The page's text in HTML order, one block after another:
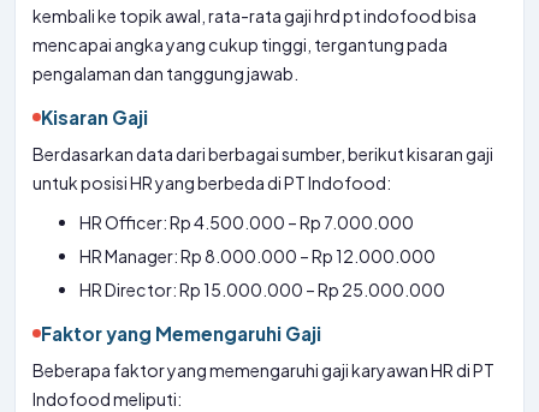
kembali ke topik awal, rata-rata gaji hrd pt indofood bisa
mencapai angka yang cukup tinggi, tergantung pada
pengalaman dan tanggung jawab.
Kisaran Gaji
Berdasarkan data dari berbagai sumber, berikut kisaran gaji
untuk posisi HR yang berbeda di PT Indofood:
HR Officer: Rp 4.500.000 – Rp 7.000.000
HR Manager: Rp 8.000.000 – Rp 12.000.000
HR Director: Rp 15.000.000 – Rp 25.000.000
Faktor yang Memengaruhi Gaji
Beberapa faktor yang memengaruhi gaji karyawan HR di PT
Indofood meliputi: